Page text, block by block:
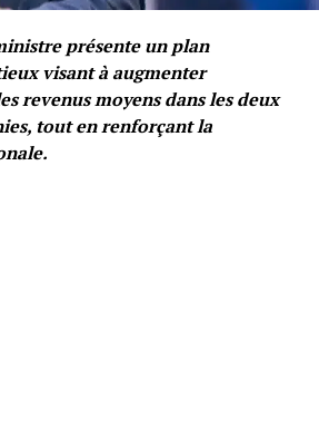
présente un plan
visant à augmenter
revenus moyens dans les deux
tout en renforçant la